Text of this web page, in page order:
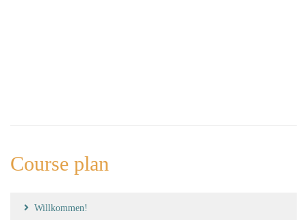
Course plan
Willkommen!